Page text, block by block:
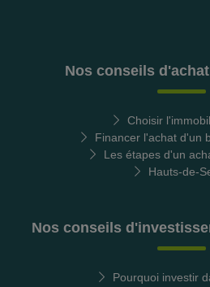
Nos conseils
Choisir
Financer l'achat d'un
Les étapes d'un
Hauts-de-
Nos conseils
Pourquoi investir